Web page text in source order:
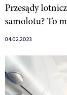
Przesądy
samolotu? To
04.02.2023